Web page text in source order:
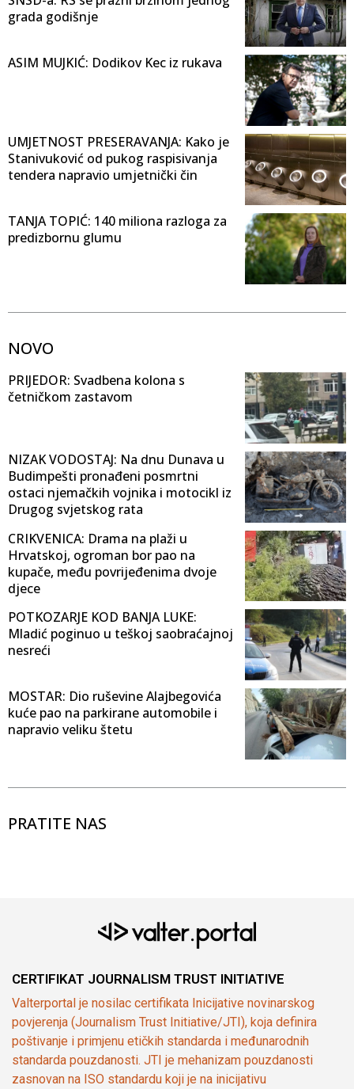
grada godišnje
ASIM MUJKIĆ: Dodikov Kec iz rukava
UMJETNOST PRESERAVANJA: Kako je
Stanivuković od pukog raspisivanja
tendera napravio umjetnički čin
TANJA TOPIĆ: 140 miliona razloga za
predizbornu glumu
NOVO
PRIJEDOR: Svadbena kolona s
četničkom zastavom
NIZAK VODOSTAJ: Na dnu Dunava u
Budimpešti pronađeni posmrtni
ostaci njemačkih vojnika i motocikl iz
Drugog svjetskog rata
CRIKVENICA: Drama na plaži u
Hrvatskoj, ogroman bor pao na
kupače, među povrijeđenima dvoje
djece
POTKOZARJE KOD BANJA LUKE:
Mladić poginuo u teškoj saobraćajnoj
nesreći
MOSTAR: Dio ruševine Alajbegovića
kuće pao na parkirane automobile i
napravio veliku štetu
PRATITE NAS
CERTIFIKAT JOURNALISM TRUST INITIATIVE
Valterportal je nosilac certifikata Inicijative novinarskog
povjerenja (Journalism Trust Initiative/JTI), koja definira
poštivanje i primjenu etičkih standarda i međunarodnih
standarda pouzdanosti. JTI je mehanizam pouzdanosti
zasnovan na ISO standardu koji je na inicijativu